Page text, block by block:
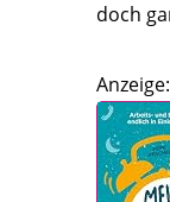
doch
Anzeige: